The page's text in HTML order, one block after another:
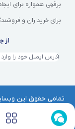
برقچی همواره برای
برای خریداران و
از
هرگونه کپی‌برداری